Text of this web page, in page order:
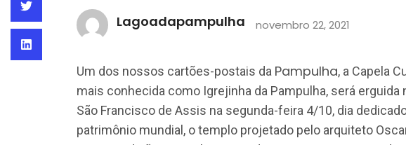
Lagoadapampulha novembro 22, 2021
Um dos nossos cartões-postais da Pampulha, a Capela
mais conhecida como Igrejinha da Pampulha, será erguida
São Francisco de Assis na segunda-feira 4/10, dia
patrimônio mundial, o templo projetado pelo arquiteto